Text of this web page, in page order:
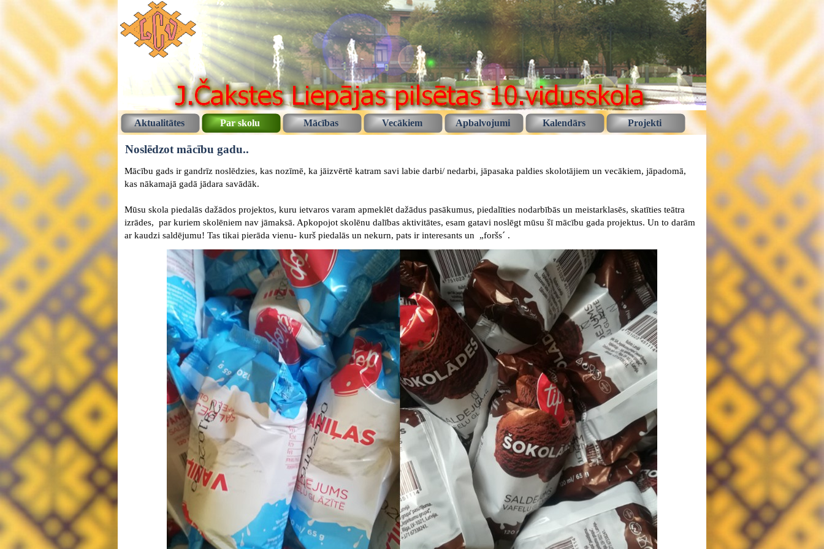
Aktualitātes Par skolu Mācības Vecākiem Apbalvojumi Kalendārs Projekti
Noslēdzot mācību gadu..
Mācību gads ir gandrīz noslēdzies, kas nozīmē, ka jāizvērtē katram savi labie darbi/ nedarbi, jāpasaka paldies skolotājiem un vecākiem, jāpadomā,
kas nākamajā gadā jādara savādāk.
Mūsu skola piedalās dažādos projektos, kuru ietvaros varam apmeklēt dažādus pasākumus, piedalīties nodarbībās un meistarklasēs, skatīties teātra
izrādes, par kuriem skolēniem nav jāmaksā. Apkopojot skolēnu dalības aktivitātes, esam gatavi noslēgt mūsu šī mācību gada projektus. Un to darām
ar kaudzi saldējumu! Tas tikai pierāda vienu- kurš piedalās un nekurn, pats ir interesants un „foršs´ .